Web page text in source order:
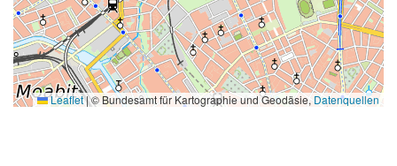
Leaflet|© Bundesamt für Kartographie und Geodäsie, Datenquellen